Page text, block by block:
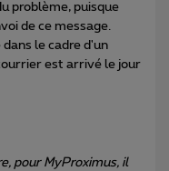
problème, puisque
de ce message.
le cadre d'un
est arrivé le jour
pour MyProximus, il